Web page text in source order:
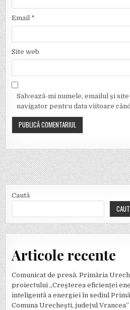
Email *
Site web
Salvează-mi numele, emailul și
navigator pentru data viitoare
Caută
Articole recente
Comunicat de presă. Primăria
proiectului „Creșterea eficienței
inteligentă a energiei în sediul
Comuna Urechești, județul Vrancea”